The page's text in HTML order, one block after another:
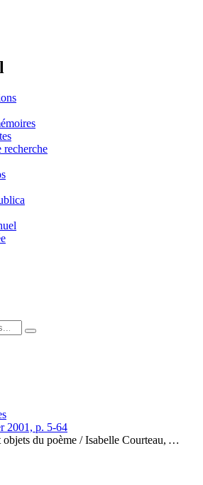
recherche
2001, p. 5-64
objets du poème / Isabelle Courteau, …